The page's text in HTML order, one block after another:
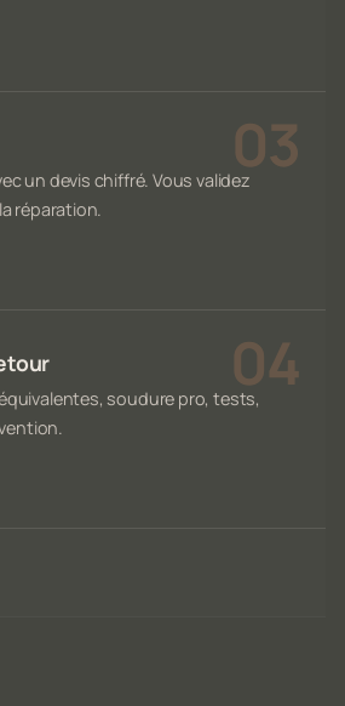
un devis chiffré. Vous validez
réparation.
soudure pro, tests,